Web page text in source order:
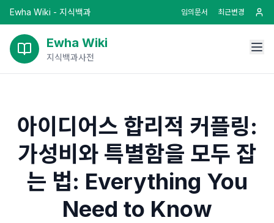
Ewha Wiki - 지식백과 임의문서 최근변경
Ewha Wiki
지식백과사전
아이디어스 합리적 커플링:
가성비와 특별함을 모두 잡
는 법: Everything You
Need to Know